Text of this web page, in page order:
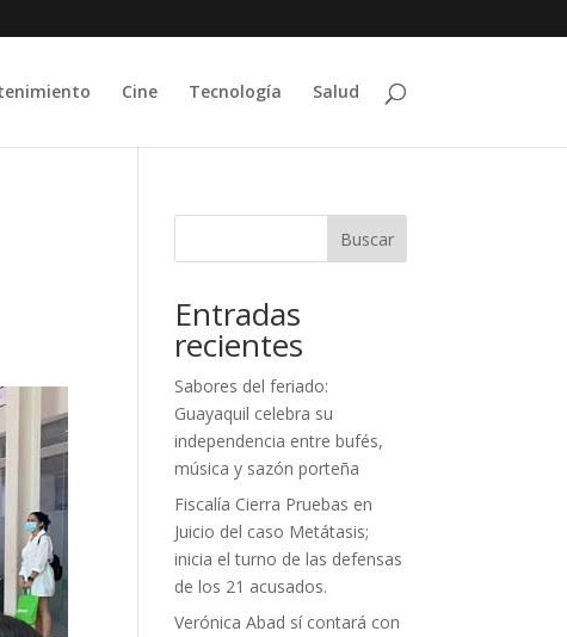
Cine Tecnología Salud
Buscar
Entradas
recientes
Sabores del feriado:
Guayaquil celebra su
independencia entre bufés,
música y sazón porteña
Fiscalía Cierra Pruebas en
Juicio del caso Metátasis;
inicia el turno de las defensas
de los 21 acusados.
Verónica Abad sí contará con